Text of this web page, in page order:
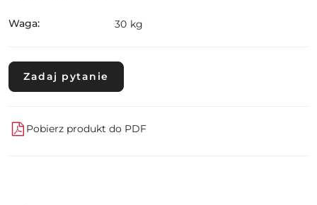
Waga: 30 kg
Zadaj pytanie
Pobierz produkt do PDF